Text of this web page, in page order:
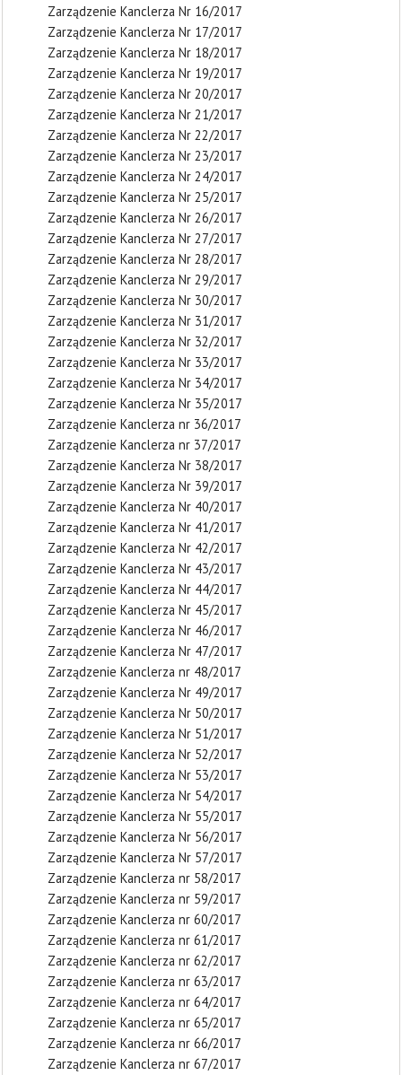
Zarządzenie Kanclerza Nr 16/2017
Zarządzenie Kanclerza Nr 17/2017
Zarządzenie Kanclerza Nr 18/2017
Zarządzenie Kanclerza Nr 19/2017
Zarządzenie Kanclerza Nr 20/2017
Zarządzenie Kanclerza Nr 21/2017
Zarządzenie Kanclerza Nr 22/2017
Zarządzenie Kanclerza Nr 23/2017
Zarządzenie Kanclerza Nr 24/2017
Zarządzenie Kanclerza Nr 25/2017
Zarządzenie Kanclerza Nr 26/2017
Zarządzenie Kanclerza Nr 27/2017
Zarządzenie Kanclerza Nr 28/2017
Zarządzenie Kanclerza Nr 29/2017
Zarządzenie Kanclerza Nr 30/2017
Zarządzenie Kanclerza Nr 31/2017
Zarządzenie Kanclerza Nr 32/2017
Zarządzenie Kanclerza Nr 33/2017
Zarządzenie Kanclerza Nr 34/2017
Zarządzenie Kanclerza Nr 35/2017
Zarządzenie Kanclerza nr 36/2017
Zarządzenie Kanclerza nr 37/2017
Zarządzenie Kanclerza Nr 38/2017
Zarządzenie Kanclerza Nr 39/2017
Zarządzenie Kanclerza Nr 40/2017
Zarządzenie Kanclerza Nr 41/2017
Zarządzenie Kanclerza Nr 42/2017
Zarządzenie Kanclerza Nr 43/2017
Zarządzenie Kanclerza Nr 44/2017
Zarządzenie Kanclerza Nr 45/2017
Zarządzenie Kanclerza Nr 46/2017
Zarządzenie Kanclerza Nr 47/2017
Zarządzenie Kanclerza nr 48/2017
Zarządzenie Kanclerza Nr 49/2017
Zarządzenie Kanclerza Nr 50/2017
Zarządzenie Kanclerza Nr 51/2017
Zarządzenie Kanclerza Nr 52/2017
Zarządzenie Kanclerza Nr 53/2017
Zarządzenie Kanclerza Nr 54/2017
Zarządzenie Kanclerza Nr 55/2017
Zarządzenie Kanclerza Nr 56/2017
Zarządzenie Kanclerza Nr 57/2017
Zarządzenie Kanclerza nr 58/2017
Zarządzenie Kanclerza nr 59/2017
Zarządzenie Kanclerza nr 60/2017
Zarządzenie Kanclerza nr 61/2017
Zarządzenie Kanclerza nr 62/2017
Zarządzenie Kanclerza nr 63/2017
Zarządzenie Kanclerza nr 64/2017
Zarządzenie Kanclerza nr 65/2017
Zarządzenie Kanclerza nr 66/2017
Zarządzenie Kanclerza nr 67/2017